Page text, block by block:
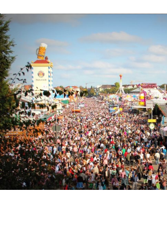
M
A
I
N
M
E
N
U
K
I
P
T
O
C
O
N
T
E
N
T